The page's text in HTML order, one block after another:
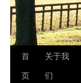
跳
至
首
页
关于我
们